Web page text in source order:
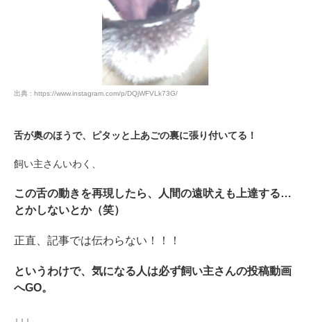
出典 : https://www.instagram.com/p/DQjWFVLk73G/
舌が奥のほうで、ピタッと上あごの裏に張り付いてる！
飼い主さんいわく、
この舌の動きを再現したら、人間の遠吠えも上達する…
とかしないとか（笑）
正直、記事では伝わらない！！！
というわけで、気になる人は必ず飼い主さんの投稿動画
へGO。
いぬ部をフォロー
ねこ部をフォロー
PECOアプリをダウンロード済みの方
アプリで開く